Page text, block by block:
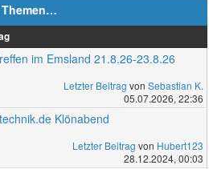
im Emsland 21.8.26-23.8.26
Letzter Beitrag von Sebastian K.
05.07.2026, 22:36
Klönabend
Letzter Beitrag von Hubert123
28.12.2024, 00:03